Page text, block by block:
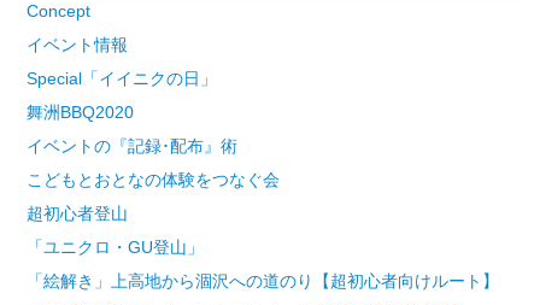
Concept
イベント情報
Special「イイニクの日」
舞洲BBQ2020
イベントの『記録･配布』術
こどもとおとなの体験をつなぐ会
超初心者登山
「ユニクロ・GU登山」
「絵解き」上高地から涸沢への道のり【超初心者向けルート】